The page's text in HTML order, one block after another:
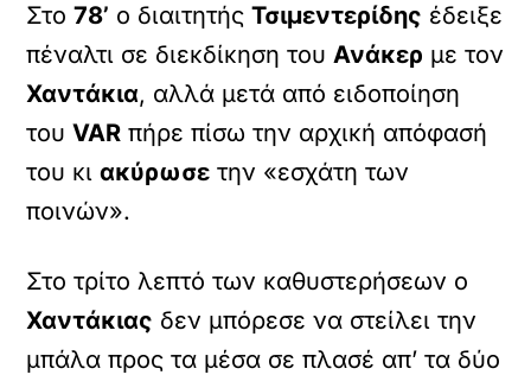
Στο78’ ο διαιτητήςΤσιμεντερίδης έδειξε
πέναλτι σε διεκδίκηση τουΑνάκερ με τον
Χαντάκια, αλλά μετά από ειδοποίηση
τουVAR πήρε πίσω την αρχική απόφασή
του κιακύρωσε την «εσχάτη των
ποινών».
Στο τρίτο λεπτό των καθυστερήσεων ο
Χαντάκιας δεν μπόρεσε να στείλει την
μπάλα προς τα μέσα σε πλασέ απ’ τα δύο